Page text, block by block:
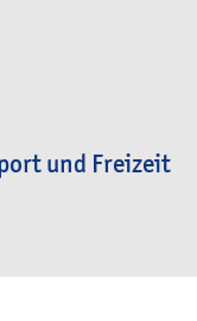
und Freizeit